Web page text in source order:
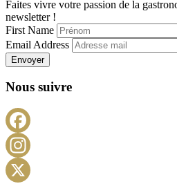
Faites vivre votre passion de la
newsletter !
First Name
Email Address
Envoyer
Nous suivre